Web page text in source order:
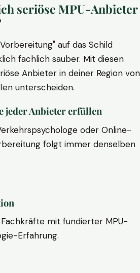
seriöse MPU-Anbieter
auf das Schild
fachlich sauber. Mit diesen
Anbieter in deiner Region von
unterscheiden.
jeder Anbieter erfüllen
oder Online-
folgt immer denselben
mit fundierter MPU-
Erfahrung.